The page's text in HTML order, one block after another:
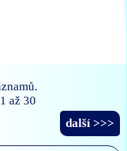
až 30
další >>>